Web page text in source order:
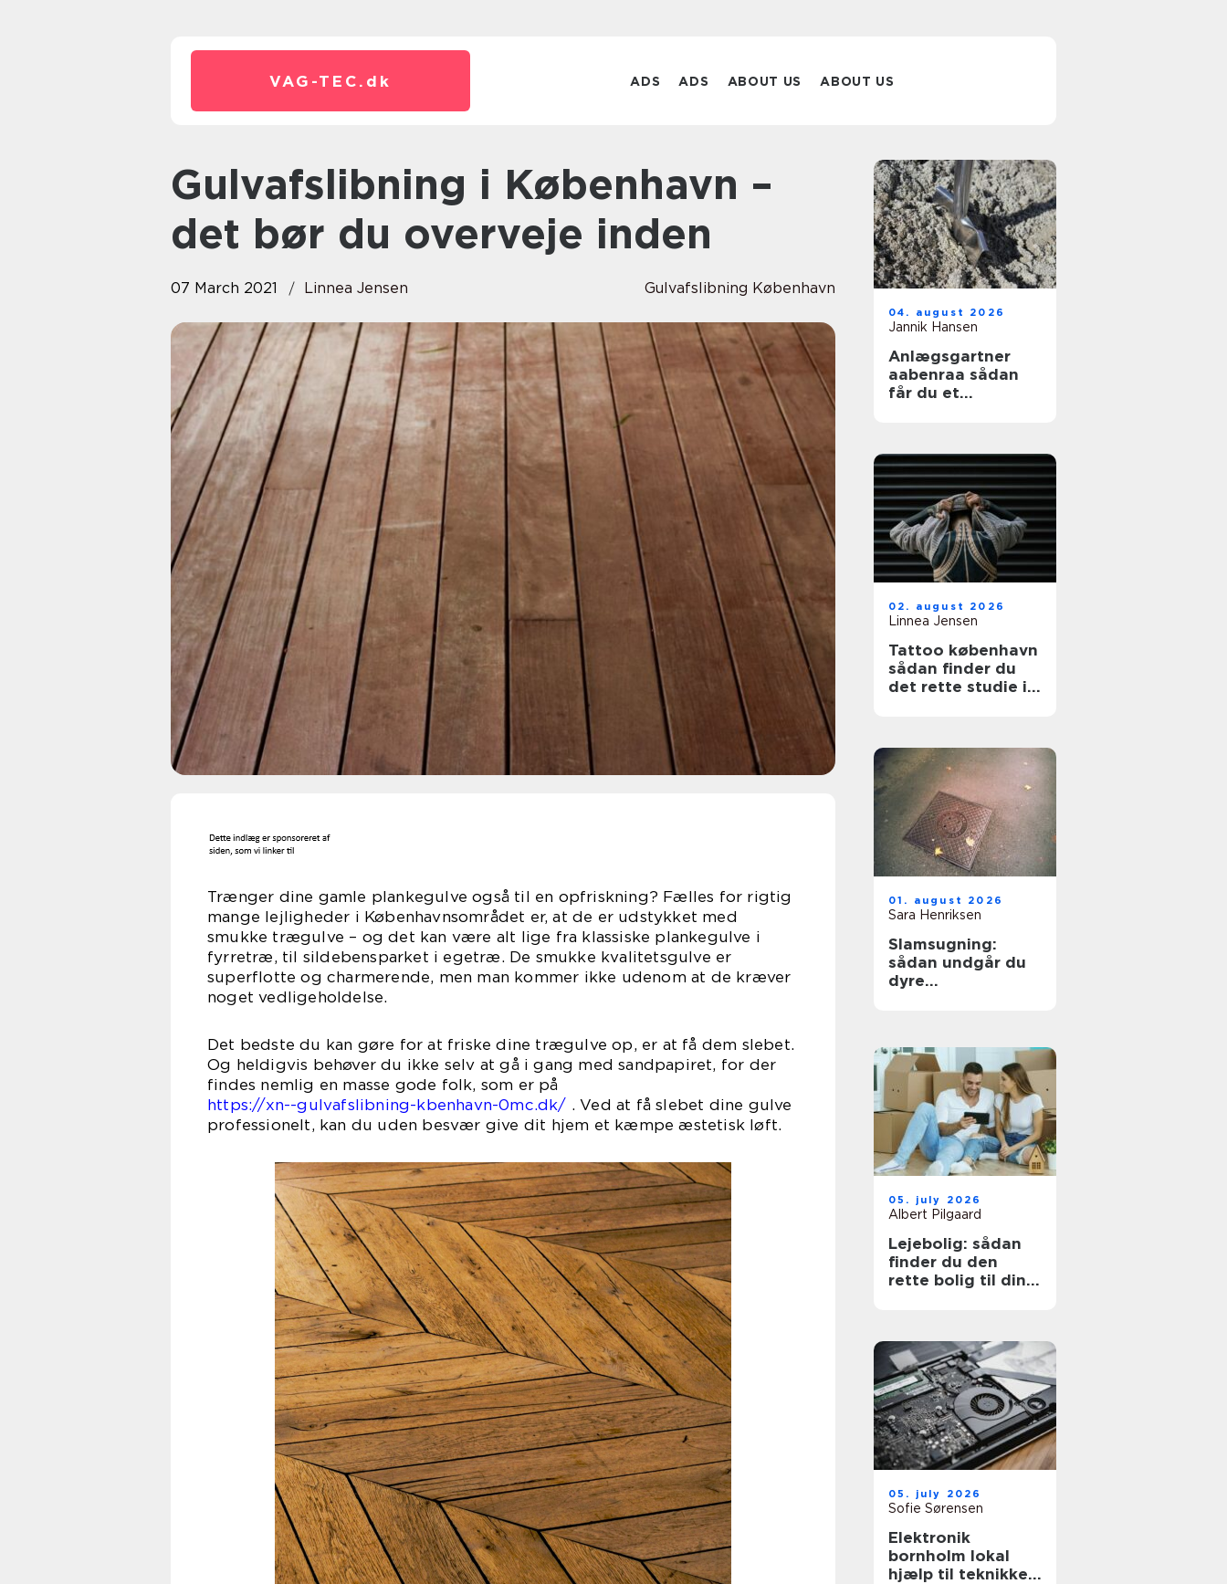
VAG-TEC. dk ADS ADS ABOUT US ABOUT US
Gulvafslibning i København –
det bør du overveje inden
07 March 2021 Linnea Jensen Gulvafslibning København
Trænger dine gamle plankegulve også til en opfriskning? Fælles for rigtig
mange lejligheder i Københavnsområdet er, at de er udstykket med
smukke trægulve – og det kan være alt lige fra klassiske plankegulve i
fyrretræ, til sildebensparket i egetræ. De smukke kvalitetsgulve er
superflotte og charmerende, men man kommer ikke udenom at de kræver
noget vedligeholdelse.
Det bedste du kan gøre for at friske dine trægulve op, er at få dem slebet.
Og heldigvis behøver du ikke selv at gå i gang med sandpapiret, for der
findes nemlig en masse gode folk, som er på
https://xn--gulvafslibning-kbenhavn-0mc.dk/ . Ved at få slebet dine gulve
professionelt, kan du uden besvær give dit hjem et kæmpe æstetisk løft.
04. august 2026
Jannik Hansen
Anlægsgartner
aabenraa sådan
får du et
02. august 2026
Linnea Jensen
Tattoo københavn
sådan finder du
det rette studie i
01. august 2026
Sara Henriksen
Slamsugning:
sådan undgår du
dyre
05. july 2026
Albert Pilgaard
Lejebolig: sådan
finder du den
rette bolig til din
05. july 2026
Sofie Sørensen
Elektronik
bornholm lokal
hjælp til teknikken